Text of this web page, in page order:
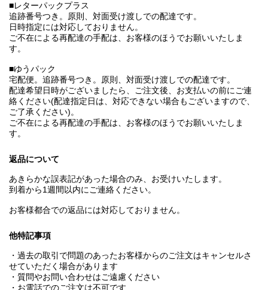
■レターパックプラス
追跡番号つき。原則、対面受け渡しでの配達です。
日時指定には対応しておりません。
ご不在による再配達の手配は、お客様のほうでお願いいたしま
す。
■ゆうパック
宅配便。追跡番号つき。原則、対面受け渡しでの配達です。
配達希望日時がございましたら、ご注文後、お支払いの前にご連
絡ください(配達指定日は、対応できない場合もございますので、
ご了承ください)。
ご不在による再配達の手配は、お客様のほうでお願いいたしま
す。
返品について
あきらかな誤表記があった場合のみ、お受けいたします。
到着から1週間以内にご連絡ください。
お客様都合での返品には対応しておりません。
他特記事項
・過去の取引で問題のあったお客様からのご注文はキャンセルさ
せていただく場合があります
・質問やお問い合わせはご遠慮ください
・お電話でのご注文は不可です